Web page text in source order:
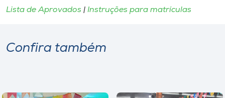
Lista de Aprovados | Instruções para matrículas
Confira também